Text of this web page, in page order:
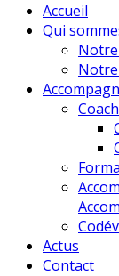
Accueil
Qui
Actus
Contact